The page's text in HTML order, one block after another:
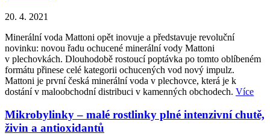
20. 4. 2021
Minerální voda Mattoni opět inovuje a představuje revoluční
novinku: novou řadu ochucené minerální vody Mattoni
v plechovkách. Dlouhodobě rostoucí poptávka po tomto oblíbeném
formátu přinese celé kategorii ochucených vod nový impulz.
Mattoni je první česká minerální voda v plechovce, která je k
dostání v maloobchodní distribuci v kamenných obchodech. Více
Mikrobylinky – malé rostlinky plné intenzivní chutě,
živin a antioxidantů